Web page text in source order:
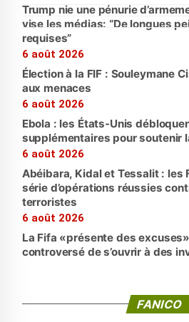
Trump nie une pénurie
vise les médias: “De longues
requises”
6 août 2026
Élection à la FIF : Souleymane
aux menaces
6 août 2026
Ebola : les États-Unis
supplémentaires pour soutenir
6 août 2026
Abéibara, Kidal et Tessalit : les
série d’opérations réussies
terroristes
6 août 2026
La Fifa «présente des
controversé de s’ouvrir à des
FANICO